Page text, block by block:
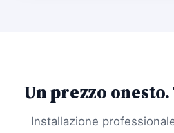
Un prezzo
Installazione